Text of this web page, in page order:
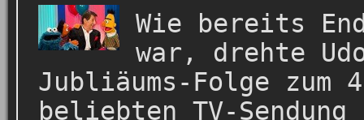
Wie bereits
war, drehte
Jubliäums-Folge
beliebten TV-Sendung